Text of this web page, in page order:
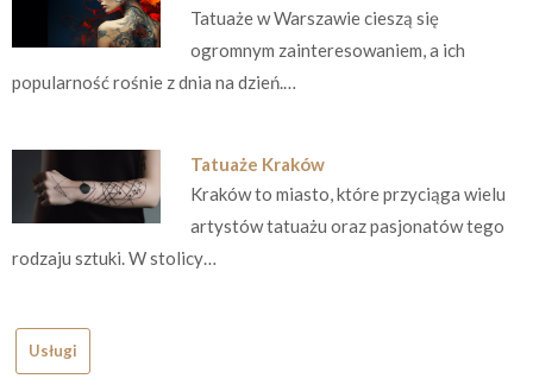
Tatuaże w Warszawie cieszą się
ogromnym zainteresowaniem, a ich
popularność rośnie z dnia na dzień.…
Tatuaże Kraków
Kraków to miasto, które przyciąga wielu
artystów tatuażu oraz pasjonatów tego
rodzaju sztuki. W stolicy…
Usługi